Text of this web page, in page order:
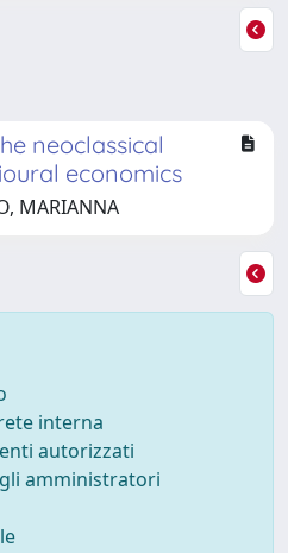
neoclassical
economics
MARIANNA
interna
autorizzati
amministratori